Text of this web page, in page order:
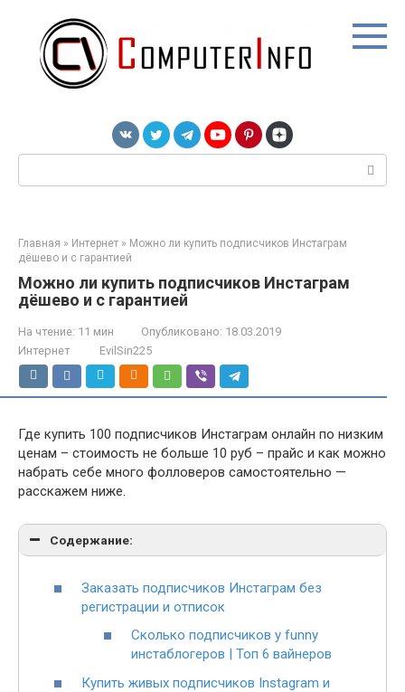
контенту
Главная » Интернет » Можно ли купить подписчиков Инстаграм
дёшево и с гарантией
Можно ли купить подписчиков Инстаграм
дёшево и с гарантией
На чтение: 11 мин Опубликовано: 18.03.2019
Интернет
EvilSin225
Где купить 100 подписчиков Инстаграм онлайн по низким
ценам – стоимость не больше 10 руб – прайс и как можно
набрать себе много фолловеров самостоятельно —
расскажем ниже.
Содержание:
Заказать подписчиков Инстаграм без
регистрации и отписок
Сколько подписчиков у funny
инстаблогеров | Топ 6 вайнеров
Купить живых подписчиков Instagram и